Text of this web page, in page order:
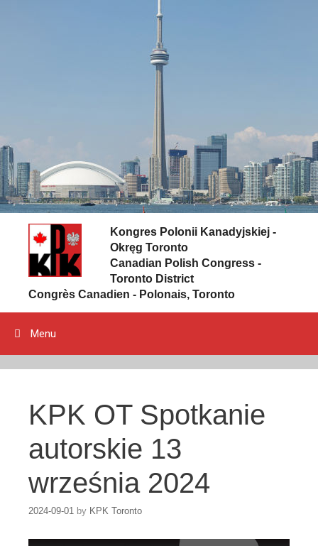
Kongres Polonii Kanadyjskiej -
Okręg Toronto
Canadian Polish Congress -
Toronto District
Congrès Canadien - Polonais, Toronto
Menu
KPK OT Spotkanie
autorskie 13
września 2024
2024-09-01 by KPK Toronto